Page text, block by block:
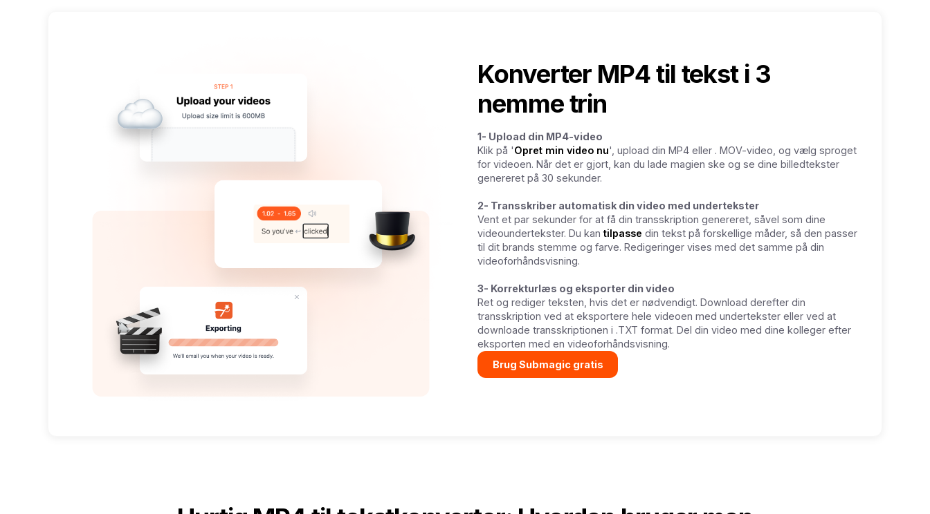
Konverter MP4 til tekst i 3
nemme trin
1- Upload din MP4-video
Klik på 'Opret min video nu', upload din MP4 eller . MOV-video, og vælg sproget
for videoen. Når det er gjort, kan du lade magien ske og se dine billedtekster
genereret på 30 sekunder.
2- Transskriber automatisk din video med undertekster
Vent et par sekunder for at få din transskription genereret, såvel som dine
videoundertekster. Du kantilpasse din tekst på forskellige måder, så den passer
til dit brands stemme og farve. Redigeringer vises med det samme på din
videoforhåndsvisning.
3- Korrekturlæs og eksporter din video
Ret og rediger teksten, hvis det er nødvendigt. Download derefter din
transskription ved at eksportere hele videoen med undertekster eller ved at
downloade transskriptionen i .TXT format. Del din video med dine kolleger efter
eksporten med en videoforhåndsvisning.
Brug Submagic gratis